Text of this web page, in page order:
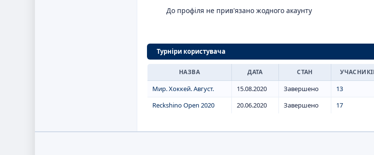
До профіля не прив'язано жодного акаунту
Турніри користувача
НАЗВА ДАТА СТАН
Мир. Хоккей. Август. 15.08.2020 Завершено 13
Reckshino Open 2020
20.06.2020 Завершено 17